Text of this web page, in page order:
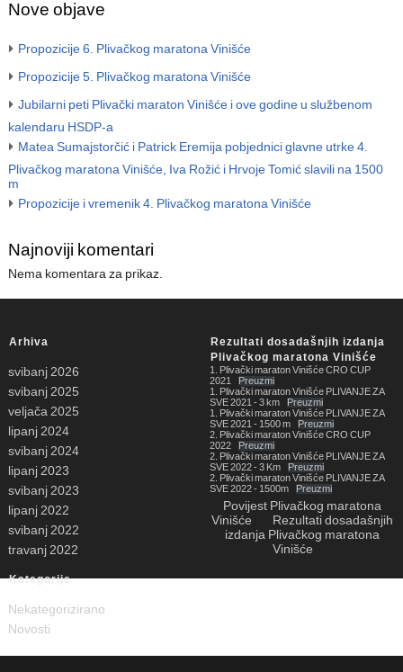
Nove objave
Propozicije 6. Plivačkog maratona Vinišće
Propozicije 5. Plivačkog maratona Vinišće
Jubilarni peti Plivački maraton Vinišće i ove godine u službenom
kalendaru HSDP-a
Matea Sumajstorčić i Patrick Eremija pobjednici glavne utrke 4.
Plivačkog maratona Vinišće, Iva Rožić i Hrvoje Tomić slavili na 1500
m
Propozicije i vremenik 4. Plivačkog maratona Vinišće
Najnoviji komentari
Nema komentara za prikaz.
Arhiva
svibanj 2026
svibanj 2025
veljača 2025
lipanj 2024
svibanj 2024
lipanj 2023
svibanj 2023
lipanj 2022
svibanj 2022
travanj 2022
Kategorije
Nekategorizirano
Novosti
Rezultati dosadašnjih izdanja
Plivačkog maratona Vinišće
1. Plivački maraton Vinišće CRO CUP
2021
Preuzmi
1. Plivački maraton Vinišće PLIVANJE ZA
SVE 2021 - 3 km
Preuzmi
1. Plivački maraton Vinišće PLIVANJE ZA
SVE 2021 - 1500 m
Preuzmi
2. Plivački maraton Vinišće CRO CUP
2022
Preuzmi
2. Plivački maraton Vinišće PLIVANJE ZA
SVE 2022 - 3 Km
Preuzmi
2. Plivački maraton Vinišće PLIVANJE ZA
SVE 2022 - 1500m
Preuzmi
Povijest Plivačkog maratona
Vinišće
Rezultati dosadašnjih
izdanja Plivačkog maratona
Vinišće